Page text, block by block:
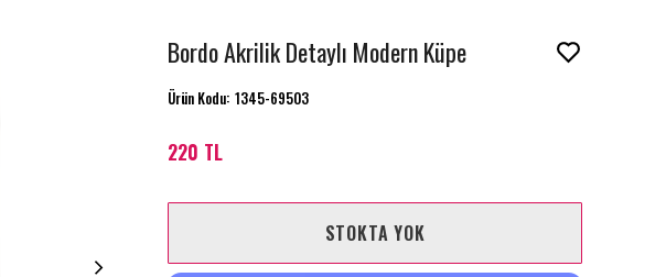
Bordo Akrilik Detaylı Modern Küpe
Ürün Kodu: 1345-69503
220 TL
STOKTA YOK